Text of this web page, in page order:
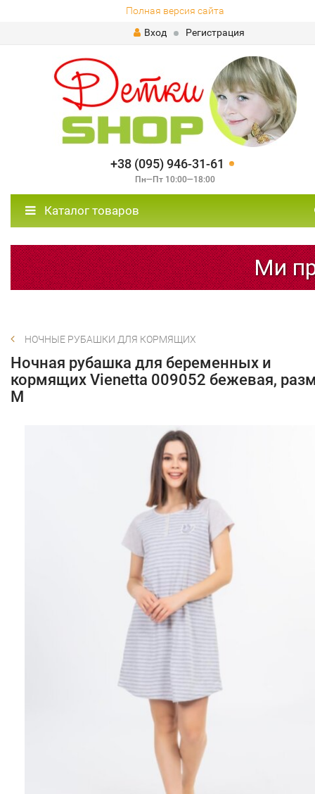
Полная версия сайта
Вход
Регистрация
+38 (095) 946-31-61
Пн—Пт 10:00—18:00
Каталог товаров
Ми
НОЧНЫЕ РУБАШКИ ДЛЯ КОРМЯЩИХ
Ночная рубашка для беременных и
кормящих Vienetta 009052 бежевая,
M